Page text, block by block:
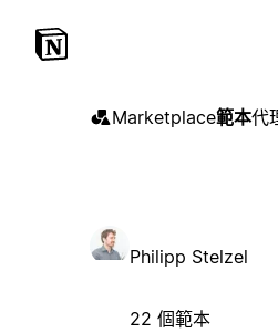
Marketplace範本代
Philipp Stelzel
22 個範本